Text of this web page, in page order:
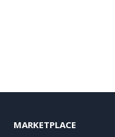
MARKETPLACE